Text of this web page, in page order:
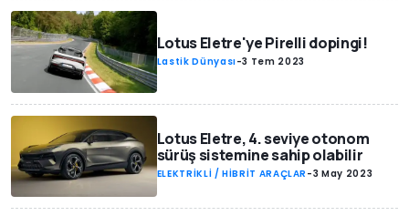
Lotus Eletre'ye Pirelli dopingi!
Lastik Dünyası-3 Tem 2023
Lotus Eletre, 4. seviye otonom
sürüş sistemine sahip olabilir
ELEKTRİKLİ / HİBRİT ARAÇLAR -3 May 2023